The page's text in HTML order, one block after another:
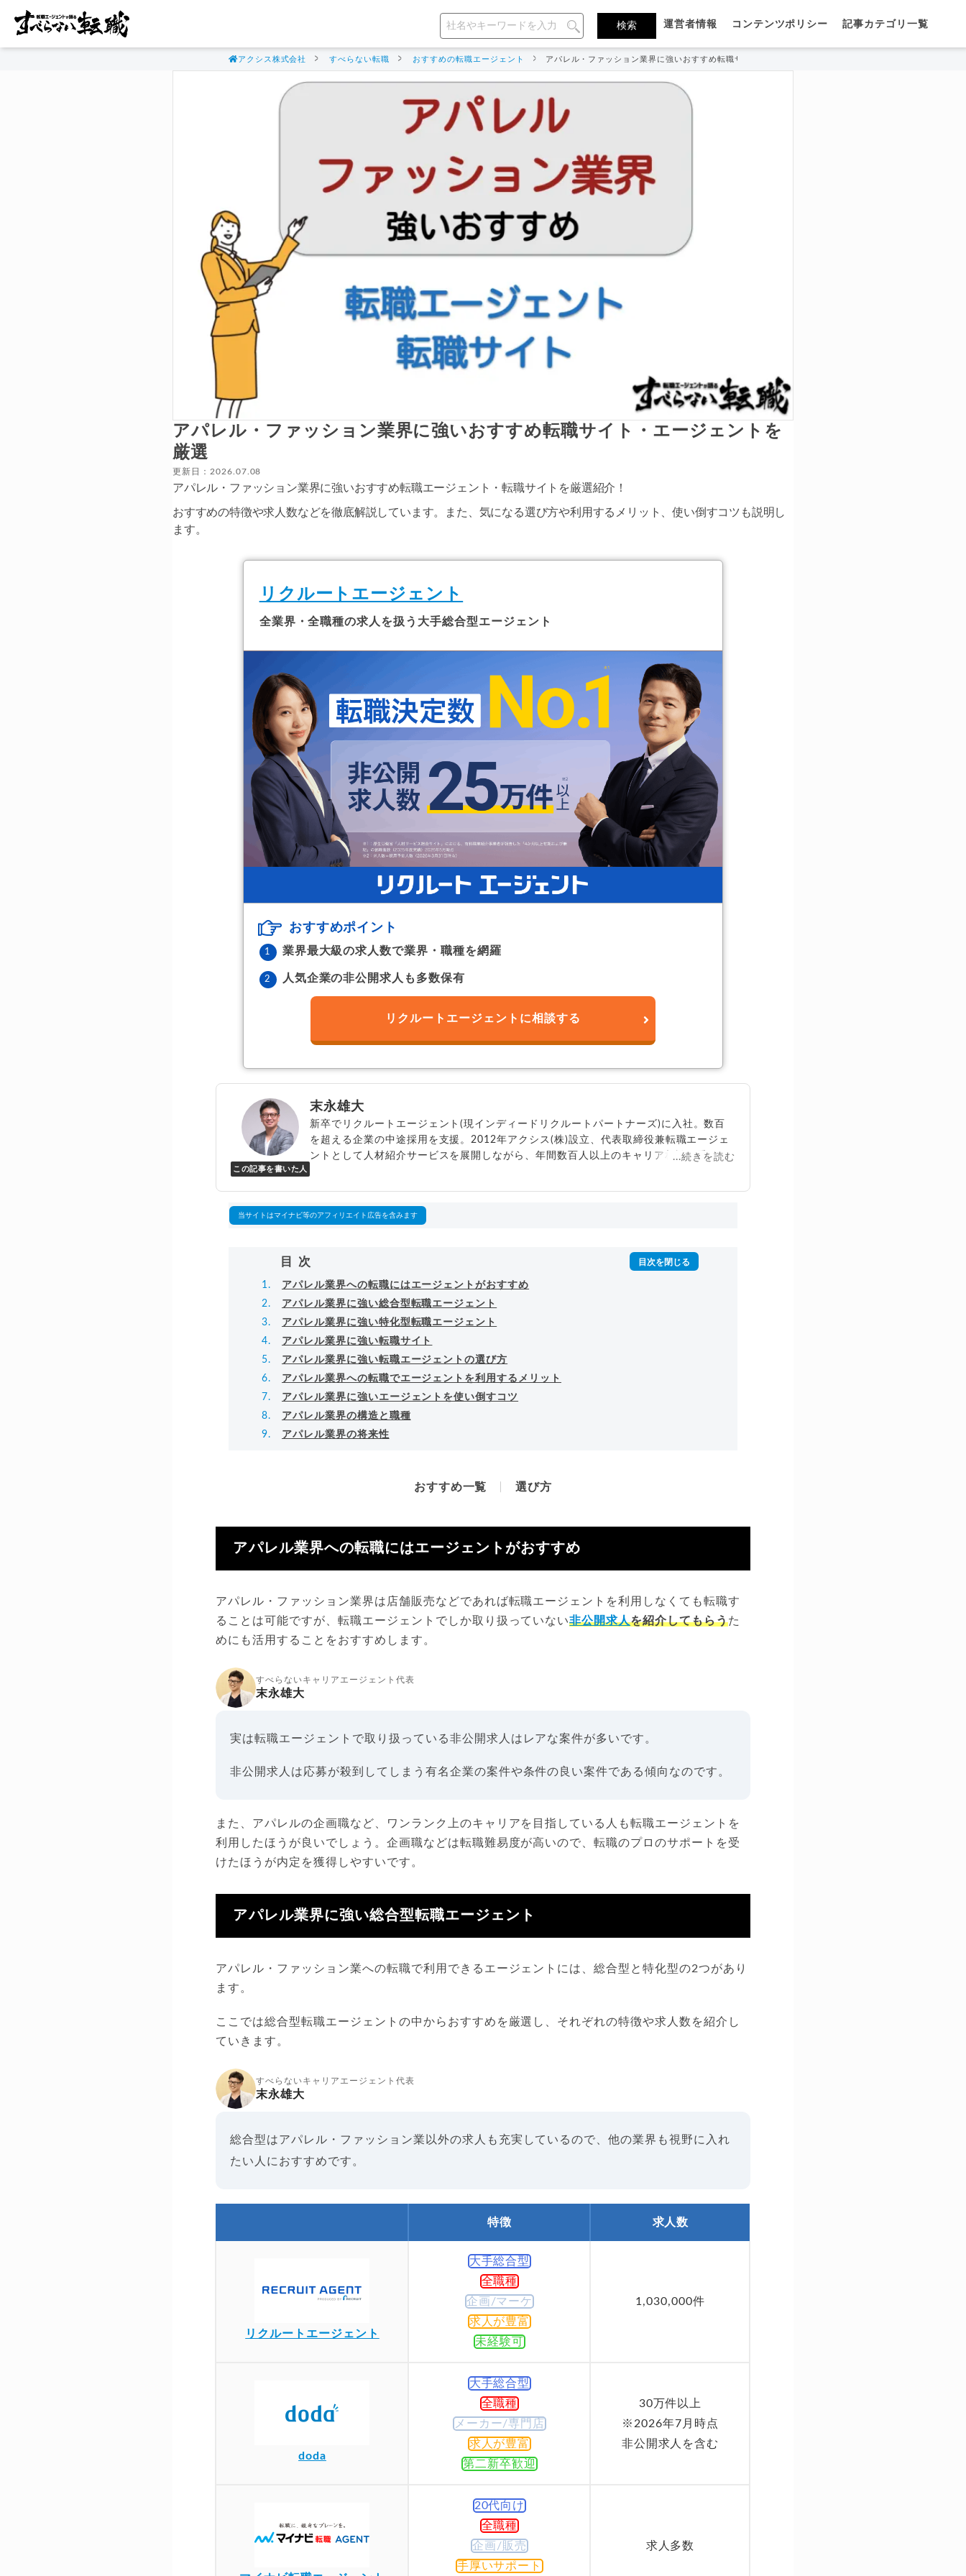
運営者情報 コンテンツポリシー 記事カテゴリ一覧
アクシス株式会社 すべらない転職 おすすめの転職エージェント アパレル・ファッション業界に強いおすすめ転職サイト・エージェントを厳選
アパレル・ファッション業界に強いおすすめ転職サイト・エージェントを
厳選
更新日：2026.07.08
アパレル・ファッション業界に強いおすすめ転職エージェント・転職サイトを厳選紹介！
おすすめの特徴や求人数などを徹底解説しています。また、気になる選び方や利用するメリット、使い倒すコツも説明し
ます。
リクルートエージェント
全業界・全職種の求人を扱う大手総合型エージェント
おすすめポイント
業界最大級の求人数で業界・職種を網羅
人気企業の非公開求人も多数保有
リクルートエージェントに相談する
この記事を書いた人
末永雄大
新卒でリクルートエージェント(現インディードリクルートパートナーズ)に入社。数百
を超える企業の中途採用を支援。2012年アクシス(株)設立、代表取締役兼転職エージェ
ントとして人材紹介サービスを展開しながら、年間数百人以上のキャリア相談に乗る。
...続きを読む
当サイトはマイナビ等のアフィリエイト広告を含みます
目次
アパレル業界への転職にはエージェントがおすすめ
アパレル業界に強い総合型転職エージェント
アパレル業界に強い特化型転職エージェント
アパレル業界に強い転職サイト
アパレル業界に強い転職エージェントの選び方
アパレル業界への転職でエージェントを利用するメリット
アパレル業界に強いエージェントを使い倒すコツ
アパレル業界の構造と職種
アパレル業界の将来性
おすすめ一覧 選び方
アパレル業界への転職にはエージェントがおすすめ
アパレル・ファッション業界は店舗販売などであれば転職エージェントを利用しなくても転職す
ることは可能ですが、転職エージェントでしか取り扱っていない非公開求人を紹介してもらうた
めにも活用することをおすすめします。
すべらないキャリアエージェント代表
末永雄大
実は転職エージェントで取り扱っている非公開求人はレアな案件が多いです。
非公開求人は応募が殺到してしまう有名企業の案件や条件の良い案件である傾向なのです。
また、アパレルの企画職など、ワンランク上のキャリアを目指している人も転職エージェントを
利用したほうが良いでしょう。企画職などは転職難易度が高いので、転職のプロのサポートを受
けたほうが内定を獲得しやすいです。
アパレル業界に強い総合型転職エージェント
アパレル・ファッション業への転職で利用できるエージェントには、総合型と特化型の2つがあり
ます。
ここでは総合型転職エージェントの中からおすすめを厳選し、それぞれの特徴や求人数を紹介し
ていきます。
すべらないキャリアエージェント代表
末永雄大
総合型はアパレル・ファッション業以外の求人も充実しているので、他の業界も視野に入れ
たい人におすすめです。
特徴 求人数
リクルートエージェント
大手総合型
全職種
企画/マーケ
求人が豊富
未経験可
1,030,000件
doda
大手総合型
全職種
メーカー/専門店
求人が豊富
第二新卒歓迎
30万件以上
※2026年7月時点
非公開求人を含む
20代向け
全職種
企画/販売
手厚いサポート
求人多数